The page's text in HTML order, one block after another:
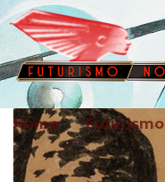
Home Futurismo